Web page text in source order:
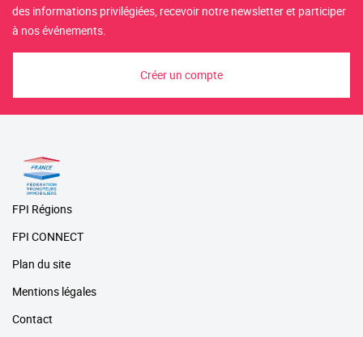
des informations privilégiées, recevoir notre newsletter et participer
à nos événements.
Créer un compte
FPI Régions
FPI CONNECT
Plan du site
Mentions légales
Contact